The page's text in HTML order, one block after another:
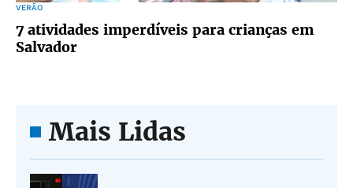
VERÃO
7 atividades imperdíveis para crianças em
Salvador
Mais Lidas